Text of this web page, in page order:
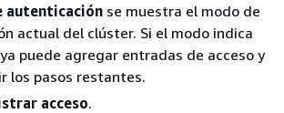
autenticación se muestra el modo de
actual del clúster. Si el modo indica
ya puede agregar entradas de acceso y
los pasos restantes.
acceso.